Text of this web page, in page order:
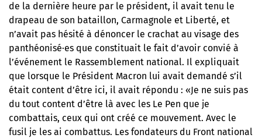
de la dernière heure par le président, il avait tenu le
drapeau de son bataillon, Carmagnole et Liberté, et
n’avait pas hésité à dénoncer le crachat au visage des
panthéonisé·es que constituait le fait d’avoir convié à
l’événement le Rassemblement national. Il expliquait
que lorsque le Président Macron lui avait demandé s’il
était content d’être ici, il avait répondu : «Je ne suis pas
du tout content d’être là avec les Le Pen que je
combattais, ceux qui ont créé ce mouvement. Avec le
fusil je les ai combattus. Les fondateurs du Front national